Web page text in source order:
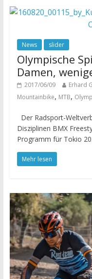
News slider
Olympische
Damen,
2017/06/09 Erhard
Mountainbike, MTB,
Der Radsport-
Disziplinen BMX
Programm für Tokio
Mehr lesen